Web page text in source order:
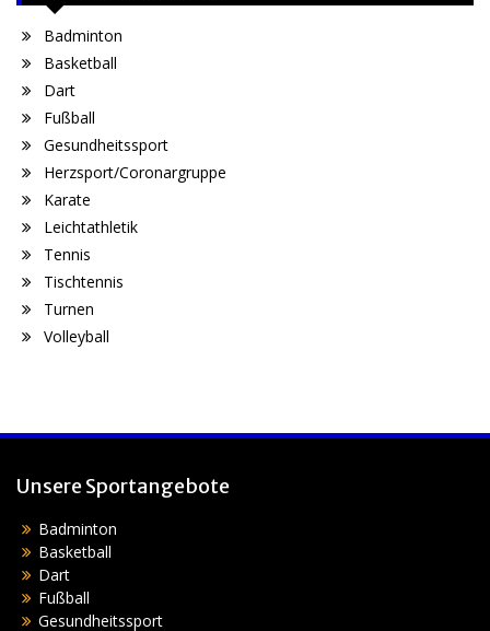
Badminton
Basketball
Dart
Fußball
Gesundheitssport
Herzsport/Coronargruppe
Karate
Leichtathletik
Tennis
Tischtennis
Turnen
Volleyball
Unsere Sportangebote
Badminton
Basketball
Dart
Fußball
Gesundheitssport